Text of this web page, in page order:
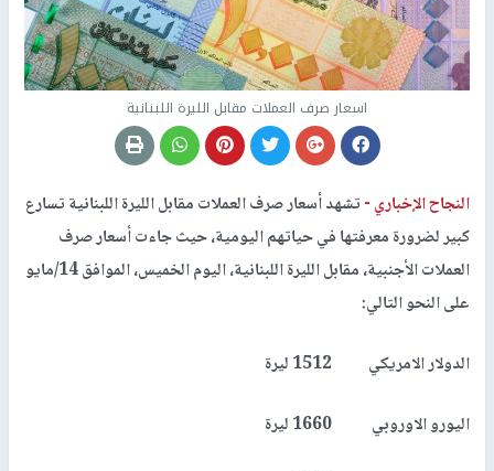
اسعار صرف العملات مقابل الليرة اللبنانية
النجاح الإخباري -تشهد أسعار صرف العملات مقابل الليرة اللبنانية تسارع
كبير لضرورة معرفتها في حياتهم اليومية،حيثجاءت أسعار صرف
العملات الأجنبية، مقابل الليرة اللبنانية، اليوم الخميس، الموافق 14/مايو
على النحو التالي:
الدولار الامريكي 1512 ليرة
اليورو الاوروبي 1660 ليرة